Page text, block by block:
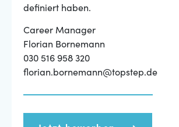
definiert haben.
Career Manager
Florian Bornemann
030 516 958 320
florian.bornemann@topstep.de